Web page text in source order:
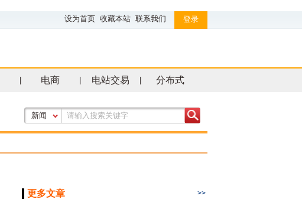
设为首页 收藏本站 联系我们 登录
电商 电站交易 分布式
新闻
更多文章 >>